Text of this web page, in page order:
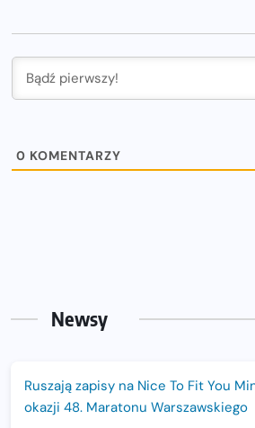
0 KOMENTARZY
Newsy
Ruszają zapisy na Nice To Fit You
okazji 48. Maratonu Warszawskiego